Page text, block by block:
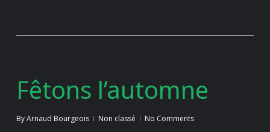
Fêtons l’automne
ByArnaud Bourgeois Non classé No Comments